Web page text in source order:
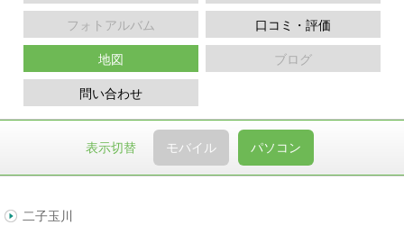
フォトアルバム 口コミ・評価
地図 ブログ
問い合わせ
表示切替 モバイル パソコン
二子玉川